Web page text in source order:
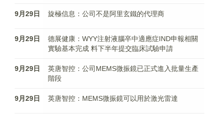
9月29日 旋極信息：公司不是阿里玄鐵的代理商
9月29日
德展健康：WYY注射液腦卒中適應症IND申報相關
實驗基本完成 料下半年提交臨床試驗申請
9月29日
英唐智控：公司MEMS微振鏡已正式進入批量生產
階段
9月29日 英唐智控：MEMS微振鏡可以用於激光雷達